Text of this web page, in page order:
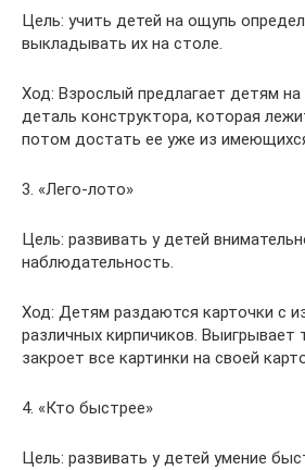
Цель: учить детей на ощупь
выкладывать их на столе.
Ход: Взрослый предлагает детям
деталь конструктора, которая
потом достать ее уже из
3. «Лего-лото»
Цель: развивать у детей
наблюдательность.
Ход: Детям раздаются карточки с
различных кирпичиков. Выигрывает
закроет все картинки на своей
4. «Кто быстрее»
Цель: развивать у детей умение